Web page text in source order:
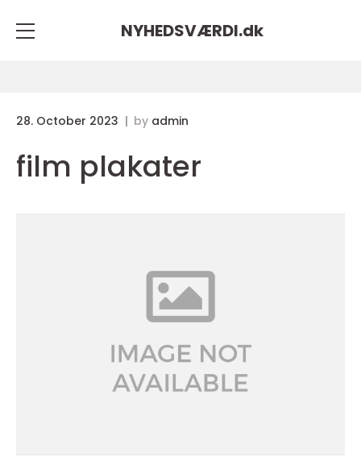
NYHEDSVÆRDI.dk
28. October 2023 by admin
film plakater